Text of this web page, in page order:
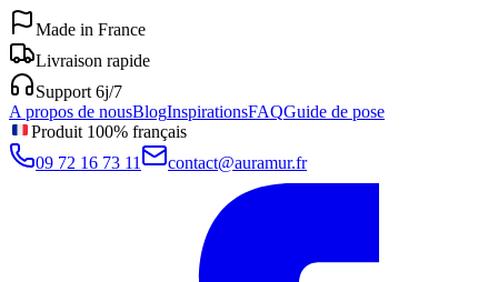
Made in France
Livraison rapide
Support 6j/7
A propos de nousBlogInspirationsFAQGuide de pose
Produit 100% français
09 72 16 73 11
contact@auramur.fr